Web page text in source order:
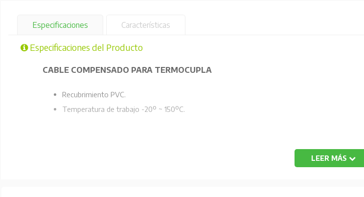
Especificaciones Características
Especificaciones del Producto
CABLE COMPENSADO PARA TERMOCUPLA
Recubrimiento PVC.
Temperatura de trabajo -20º ~ 150ºC.
LEER MÁS